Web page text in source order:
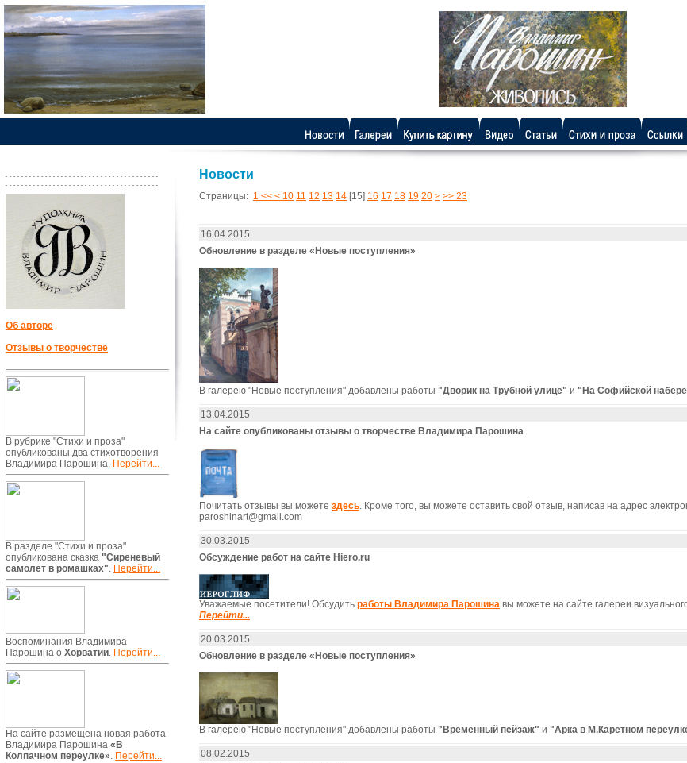
Об авторе
Отзывы о творчестве
В рубрике "Стихи и проза"
опубликованы два стихотворения
Владимира Парошина. Перейти...
В разделе "Стихи и проза"
опубликована сказка "Сиреневый
самолет в ромашках". Перейти...
Воспоминания Владимира
Парошина о Хорватии. Перейти...
На сайте размещена новая работа
Владимира Парошина «В
Колпачном переулке». Перейти...
Новости
Страницы: 1 << < 10 11 12 13 14 [15] 16 17 18 19 20 > >> 23
16.04.2015
Обновление в разделе «Новые поступления»
В галерею "Новые поступления" добавлены работы "Дворик на Трубной улице" и "На Софийской
13.04.2015
На сайте опубликованы отзывы о творчестве Владимира Парошина
Почитать отзывы вы можете здесь . Кроме того, вы можете оставить свой отзыв, написав на адрес
paroshinart@gmail.com
30.03.2015
Обсуждение работ на сайте Hiero.ru
Уважаемые посетители! Обсудить работы Владимира Парошина вы можете на сайте галереи
Перейти...
20.03.2015
Обновление в разделе «Новые поступления»
В галерею "Новые поступления" добавлены работы "Временный пейзаж" и "Арка в М.Каретном
08.02.2015